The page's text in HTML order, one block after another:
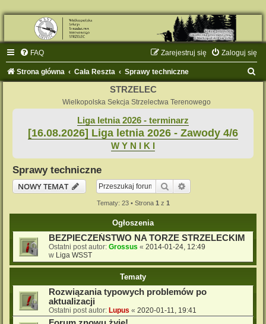
FAQ Zaloguj się
Zarejestruj się
Strona główna Cała Reszta Sprawy techniczne
STRZELEC
Wielkopolska Sekcja Strzelectwa Terenowego
Liga letnia 2026 - terminarz
[16.08.2026] Liga letnia 2026 - Zawody 4/6
W Y N I K I
Sprawy techniczne
NOWY TEMAT
Szukaj
Tematy: 23 • Strona 1 z 1
Ogłoszenia
BEZPIECZEŃSTWO NA TORZE STRZELECKIM
Ostatni post autor: Grossus « 2014-01-24, 12:49
w Liga WSST
Tematy
Rozwiązania typowych problemów po
aktualizacji
Ostatni post autor: Lupus « 2020-01-11, 19:41